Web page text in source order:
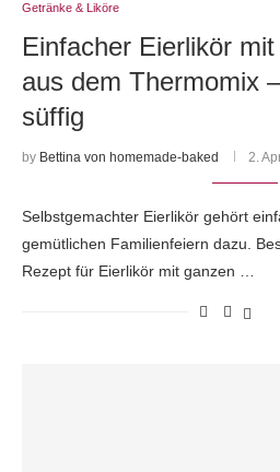
Getränke & Liköre
Einfacher Eierlikör
aus dem Thermomix
süffig
by Bettina von homemade-baked 2.
Selbstgemachter Eierlikör gehört
gemütlichen Familienfeiern dazu.
Rezept für Eierlikör mit ganzen …